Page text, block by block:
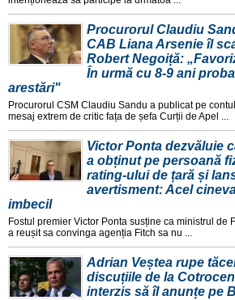
Procurorul Claudiu
CAB Liana Arsenie îl
Robert Negoiță:
În urmă cu 8-9 ani
arestări"
Procurorul CSM Claudiu Sandu a publicat pe
mesaj extrem de critic fața de șefa Curții de Apel ...
Victor Ponta dezvăluie
a obținut pe persoană
rating-ului de țară și
avertisment: Acel
imbecil
Fostul premier Victor Ponta susține ca ministrul de
a reușit sa convinga agenția Fitch sa nu ...
Adrian Veștea rupe
discuțiile de la
interzis să îl anunțe pe